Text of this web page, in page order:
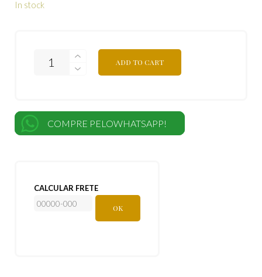
In stock
ADD TO CART
COMPRE PELOWHATSAPP!
CALCULAR FRETE
OK